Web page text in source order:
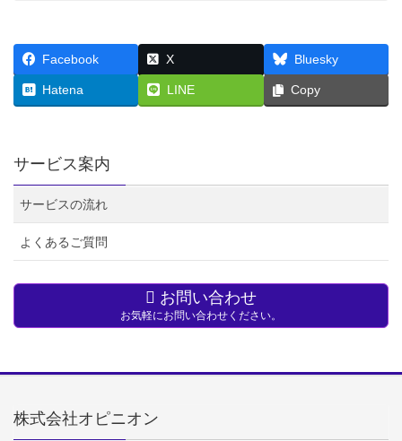
Facebook X Bluesky
Hatena LINE Copy
サービス案内
サービスの流れ
よくあるご質問
お問い合わせ
お気軽にお問い合わせください。
株式会社オピニオン